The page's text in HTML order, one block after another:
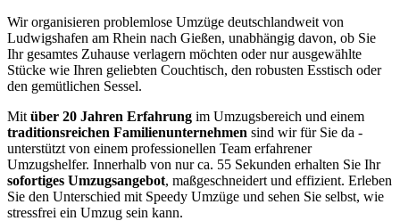
Wir organisieren problemlose Umzüge deutschlandweit von
Ludwigshafen am Rhein nach Gießen, unabhängig davon, ob Sie
Ihr gesamtes Zuhause verlagern möchten oder nur ausgewählte
Stücke wie Ihren geliebten Couchtisch, den robusten Esstisch oder
den gemütlichen Sessel.
Mit über 20 Jahren Erfahrung im Umzugsbereich und einem
traditionsreichen Familienunternehmen sind wir für Sie da -
unterstützt von einem professionellen Team erfahrener
Umzugshelfer. Innerhalb von nur ca. 55 Sekunden erhalten Sie Ihr
sofortiges Umzugsangebot, maßgeschneidert und effizient. Erleben
Sie den Unterschied mit Speedy Umzüge und sehen Sie selbst, wie
stressfrei ein Umzug sein kann.